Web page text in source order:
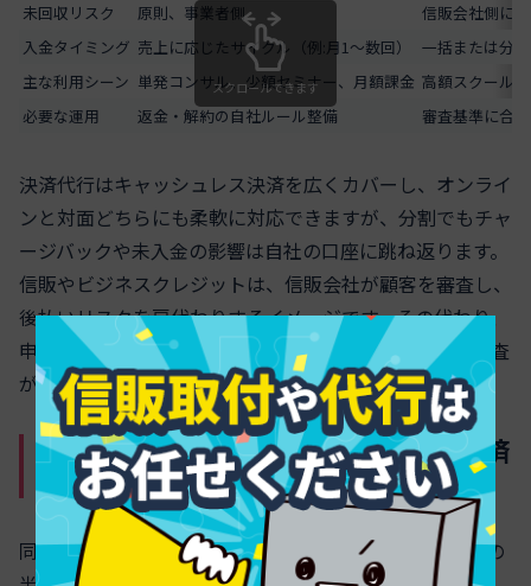
未回収リスク
原則、事業者側
信販会社側に
入金タイミング 売上に応じたサイクル（例:月1〜数回）
一括または分
主な利用シーン 単発コンサル、少額セミナー、月額課金 高額スクール
必要な運用
返金・解約の自社ルール整備 審査基準に合
スクロールできます
決済代行はキャッシュレス決済を広くカバーし、オンライ
ンと対面どちらにも柔軟に対応できますが、分割でもチャ
ージバックや未入金の影響は自社の口座に跳ね返ります。
信販やビジネスクレジットは、信販会社が顧客を審査し、
後払いリスクを肩代わりするイメージです。その代わり、
申込内容や説明義務がシビアになり、業種によっては審査
が厳しくなります。
単価帯や役務期間で変わる「最適な決済
システム」活用戦略
同じコンサルティングでも、3万円のセミナーと80万円の